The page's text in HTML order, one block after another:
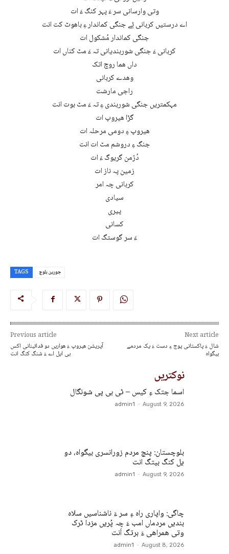
وتی وارسانی سر ءَ پہر کنگ ءَ ات
اے درستیں کربانی ئِے جنگی کماندار ءِ باھوٹ کت انت
جنگی کماندار مُشکول ات
کربانی ءَ جنگی شوربندیانی تہ ءَ مٹ کناں ات
داں ھما روچ اتک
وھدے کربانی
راجی مارشت
مہکمتریں جنگی شوربندی ءِ تہ ءَ مٹ بوت انت
گڑا ھیروپ ات
ھیروپ ءِ دومی مرحلہ ات
جنگ ءِ دروشم مٹ ات انت
دُژمن گریوگ ءَ ات
زمین پہ ناز ات
کربانی چہ امر
سیادی
پیری
کسانی
ءَ سر گوستگ ات
TAGS جورین بلوچ
Previous article
آپریشن ھیروپ ءَ ھواریں دو فدائینانی اکس
بی ایل اے ءَ شنگ کتگ انت
Next article
شال ءَ پاکستانی پوج ءِ دست ءَ یک مردمے
بیگواہ
نوکتریں
اسما جتک ءِ کیس – ٹی بی پی شونگال
admin1 - August 9, 2026
بلوچستان: پنچ مردم زورانسری بیگواہ، دو
یل کنگ بیتگ انت
admin1 - August 9, 2026
چاگی: واپاری راہ ءِ سر ءَ ناشناسیں سلاہ
بندیں مردماں امب ءَ چہ پُریں مزدا ٹرک
وتی ھمراھی ءَ برتگ اَنت
admin1 - August 8, 2026